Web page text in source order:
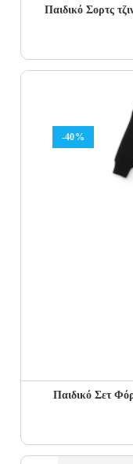
Παιδικό Σορτς
-40%
Παιδικό Σετ